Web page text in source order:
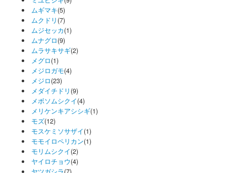
ムギマキ(5)
ムクドリ (7)
ムジセッカ(1)
ムナグロ(9)
ムラサキサギ(2)
メグロ(1)
メジロガモ(4)
メジロ(23)
メダイチドリ (9)
メボソムシクイ(4)
メリケンキアシシギ(1)
モズ(12)
モスケミソサザイ(1)
モモイロペリカン(1)
モリムシクイ(2)
ヤイロチョウ(4)